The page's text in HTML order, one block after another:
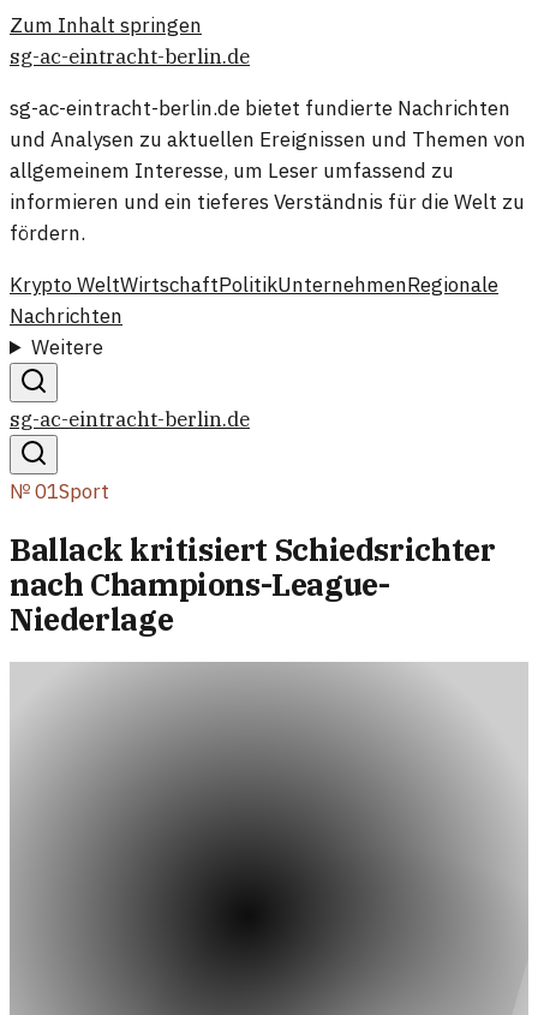
Zum Inhalt springen
sg-ac-eintracht-berlin.de
sg-ac-eintracht-berlin.de bietet fundierte Nachrichten
und Analysen zu aktuellen Ereignissen und Themen von
allgemeinem Interesse, um Leser umfassend zu
informieren und ein tieferes Verständnis für die Welt zu
fördern.
Krypto WeltWirtschaftPolitikUnternehmenRegionale
Nachrichten
Weitere
sg-ac-eintracht-berlin.de
№01Sport
Ballack kritisiert Schiedsrichter
nach Champions-League-
Niederlage